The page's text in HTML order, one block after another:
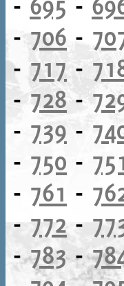
-706 -
- 717 -
-728-
- 739 -
- 750 -
- 761 -
-772 -
-783-